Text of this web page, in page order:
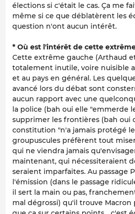
élections si c'était le cas. Ça me
même si ce que déblatèrent les
question n'ont aucun intérêt.
* Où est l'intérêt de cette
Cette extrême gauche (Arthaud
totalement inutile, voire nuisible
et au pays en général. Les
avancé lors du débat sont
aucun rapport avec une
la police (bah oui elle "emmerde
supprimer les frontières (bah oui
constitution "n'a jamais protégé
groupuscules préfèrent tout
qui ne viendra jamais
maintenant, qui nécessiteraient
seraient imparfaites. Au passage
l'émission (dans le passage
il sert la main ou pas,
mal dégrossi) qu'il trouve Macron